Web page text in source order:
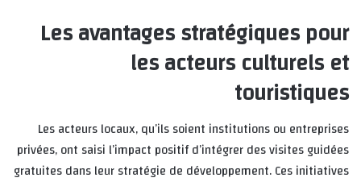
Les avantages stratégiques pour
les acteurs culturels et
touristiques
Les acteurs locaux, qu’ils soient institutions ou entreprises
privées, ont saisi l’impact positif d’intégrer des visites guidées
gratuites dans leur stratégie de développement. Ces initiatives